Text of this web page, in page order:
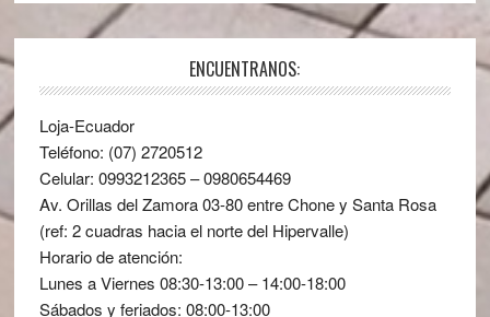
ENCUENTRANOS:
Loja-Ecuador
Teléfono: (07) 2720512
Celular: 0993212365 – 0980654469
Av. Orillas del Zamora 03-80 entre Chone y Santa Rosa
(ref: 2 cuadras hacia el norte del Hipervalle)
Horario de atención:
Lunes a Viernes 08:30-13:00 – 14:00-18:00
Sábados y feriados: 08:00-13:00